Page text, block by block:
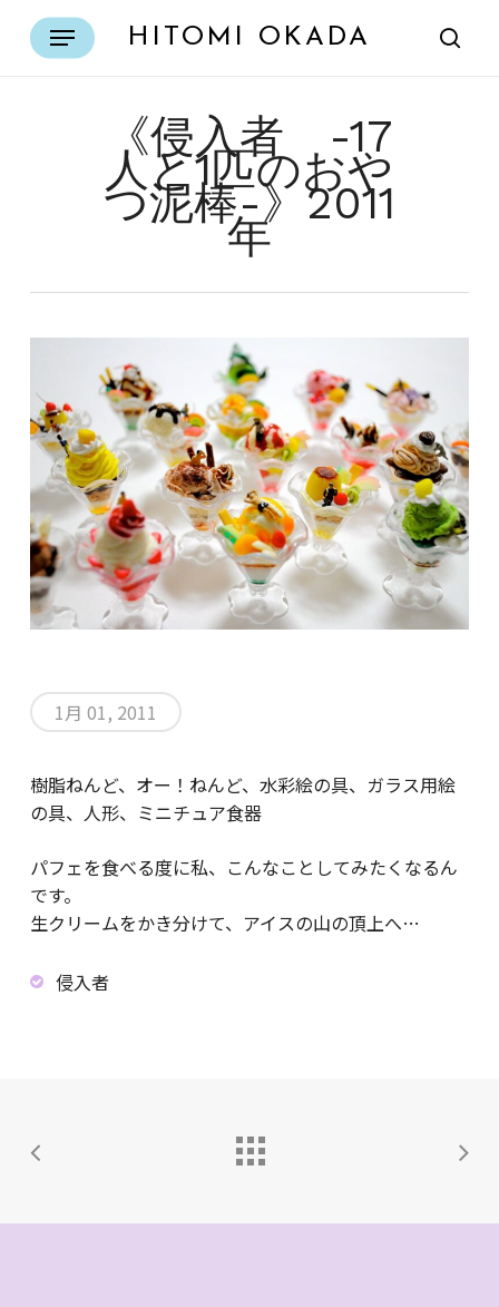
HITOMI OKADA
Menu
《侵入者 -17
人と1匹のおや
つ泥棒-》2011
年
1月 01, 2011
樹脂ねんど、オー！ねんど、水彩絵の具、ガラス用絵
の具、人形、ミニチュア食器
パフェを食べる度に私、こんなことしてみたくなるん
です。
生クリームをかき分けて、アイスの山の頂上へ…
侵入者